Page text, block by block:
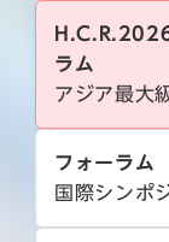
ラム
アジア最大
フォーラム
国際シンポ